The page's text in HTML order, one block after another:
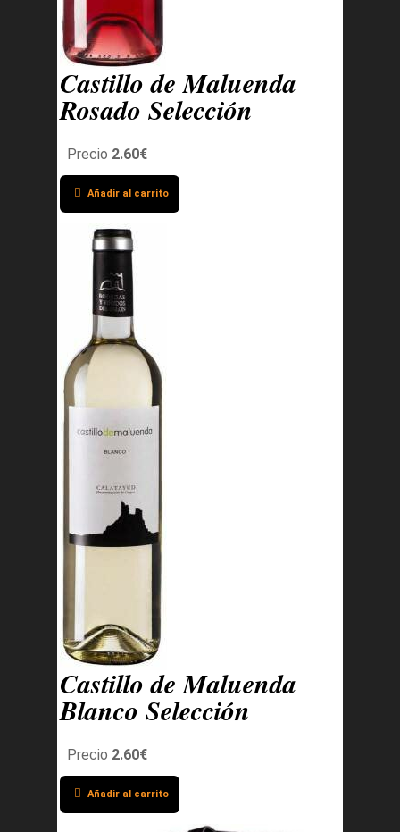
Castillo de Maluenda
Rosado Selección
Precio 2.60€
Añadir al carrito
Castillo de Maluenda
Blanco Selección
Precio 2.60€
Añadir al carrito